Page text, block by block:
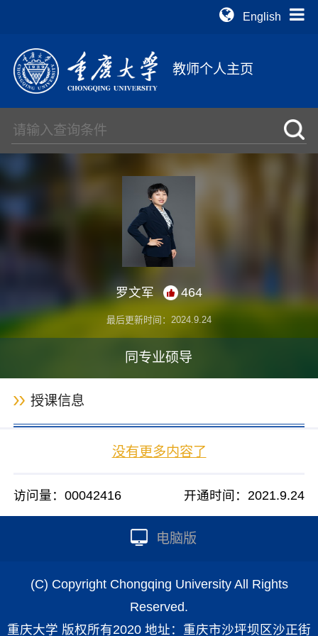
English
教师个人主页
罗文军 464
最后更新时间： 2024.9.24
同专业硕导
授课信息
没有更多内容了
访问量：00042416 开通时间： 2021.9.24
电脑版
(C) Copyright Chongqing University All Rights
Reserved.
重庆大学 版权所有2020 地址：重庆市沙坪坝区沙正街